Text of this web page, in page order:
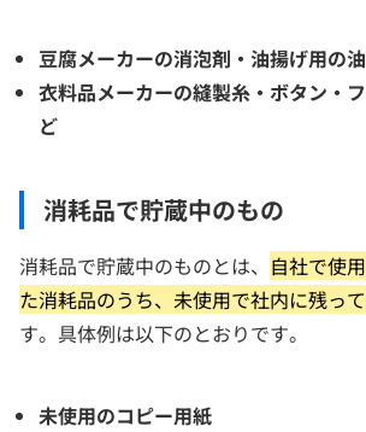
豆腐メーカーの消泡剤・油揚げ用の油
衣料品メーカーの縫製糸・ボタン・
ど
消耗品で貯蔵中のもの
消耗品で貯蔵中のものとは、 自社で使
た消耗品のうち、未使用で社内に残っ
す。具体例は以下のとおりです。
未使用のコピー用紙